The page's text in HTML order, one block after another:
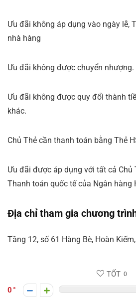
Ưu đãi không áp dụng vào ngày lễ,
nhà hàng
Ưu đãi không được chuyển nhượng.
Ưu đãi không được quy đổi thành
khác.
Chủ Thẻ cần thanh toán bằng Thẻ
Ưu đãi được áp dụng với tất cả Chủ
Thanh toán quốc tế của Ngân hàng
Địa chỉ tham gia chương
Tầng 12, số 61 Hàng Bè, Hoàn
TỐT 0
0